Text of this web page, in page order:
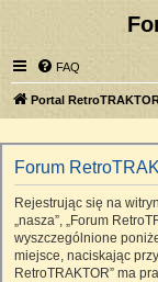
FAQ
Portal
Forum
Rejestrując się na
„nasza”, „Forum
wyszczególnione
miejsce, naciskając
RetroTRAKTOR” ma